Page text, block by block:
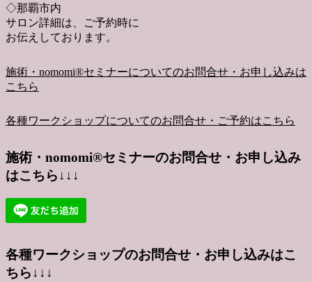
◇那覇市内
サロン詳細は、ご予約時に
お伝えしております。
施術・nomomi®︎セミナーについてのお問合せ・お申し込みは
こちら
各種ワークショップについてのお問合せ・ご予約はこちら
施術・nomomi®︎セミナーのお問合せ・お申し込み
はこちら↓↓↓
各種ワークショップのお問合せ・お申し込みはこ
ちら↓↓↓